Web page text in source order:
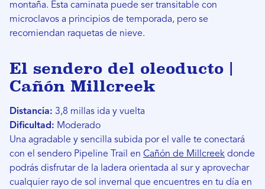
montaña. Esta caminata puede ser transitable con
microclavos a principios de temporada, pero se
recomiendan raquetas de nieve.
El sendero del oleoducto |
Cañón Millcreek
Distancia: 3,8 millas ida y vuelta
Dificultad: Moderado
Una agradable y sencilla subida por el valle te conectará
con el sendero Pipeline Trail en Cañón de Millcreek donde
podrás disfrutar de la ladera orientada al sur y aprovechar
cualquier rayo de sol invernal que encuentres en tu día en